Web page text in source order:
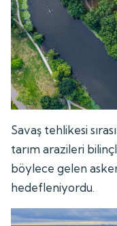
Savaş tehlikesi
tarım arazileri
böylece gelen
hedefleniyordu.